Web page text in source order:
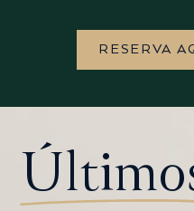
RESERVA